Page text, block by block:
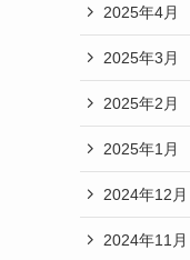
2025年4月
2025年3月
2025年2月
2025年1月
2024年12月
2024年11月